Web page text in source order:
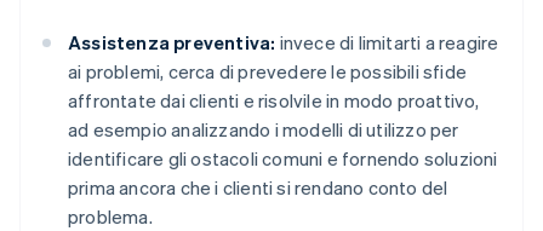
Assistenza preventiva: invece di limitarti a reagire
ai problemi, cerca di prevedere le possibili sfide
affrontate dai clienti e risolvile in modo proattivo,
ad esempio analizzando i modelli di utilizzo per
identificare gli ostacoli comuni e fornendo soluzioni
prima ancora che i clienti si rendano conto del
problema.